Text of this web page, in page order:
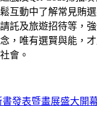
互動中了解常見賄
託及旅遊招待等，
，唯有選賢與能，
會。
發表暨畫展盛大開